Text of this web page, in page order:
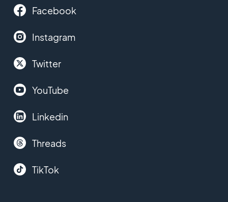
Facebook
Instagram
Twitter
YouTube
Linkedin
Threads
TikTok